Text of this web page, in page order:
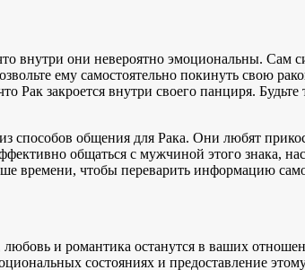
внутри они невероятно эмоциональны. Сам
ему самостоятельно покинуть свою
Рак закроется внутри своего панциря.
способов общения для Рака. Они любят
общаться с мужчиной этого знака,
времени, чтобы переварить информацию
и романтика останутся в ваших
состояниях и предоставление